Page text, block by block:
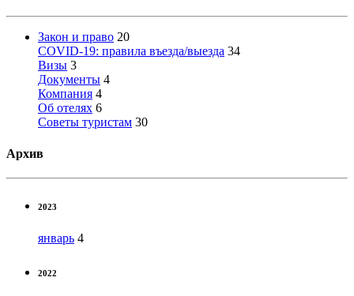
Закон и право 20
COVID-19: правила въезда/выезда 34
Визы 3
Документы 4
Компания 4
Об отелях 6
Советы туристам 30
Архив
2023
январь 4
2022